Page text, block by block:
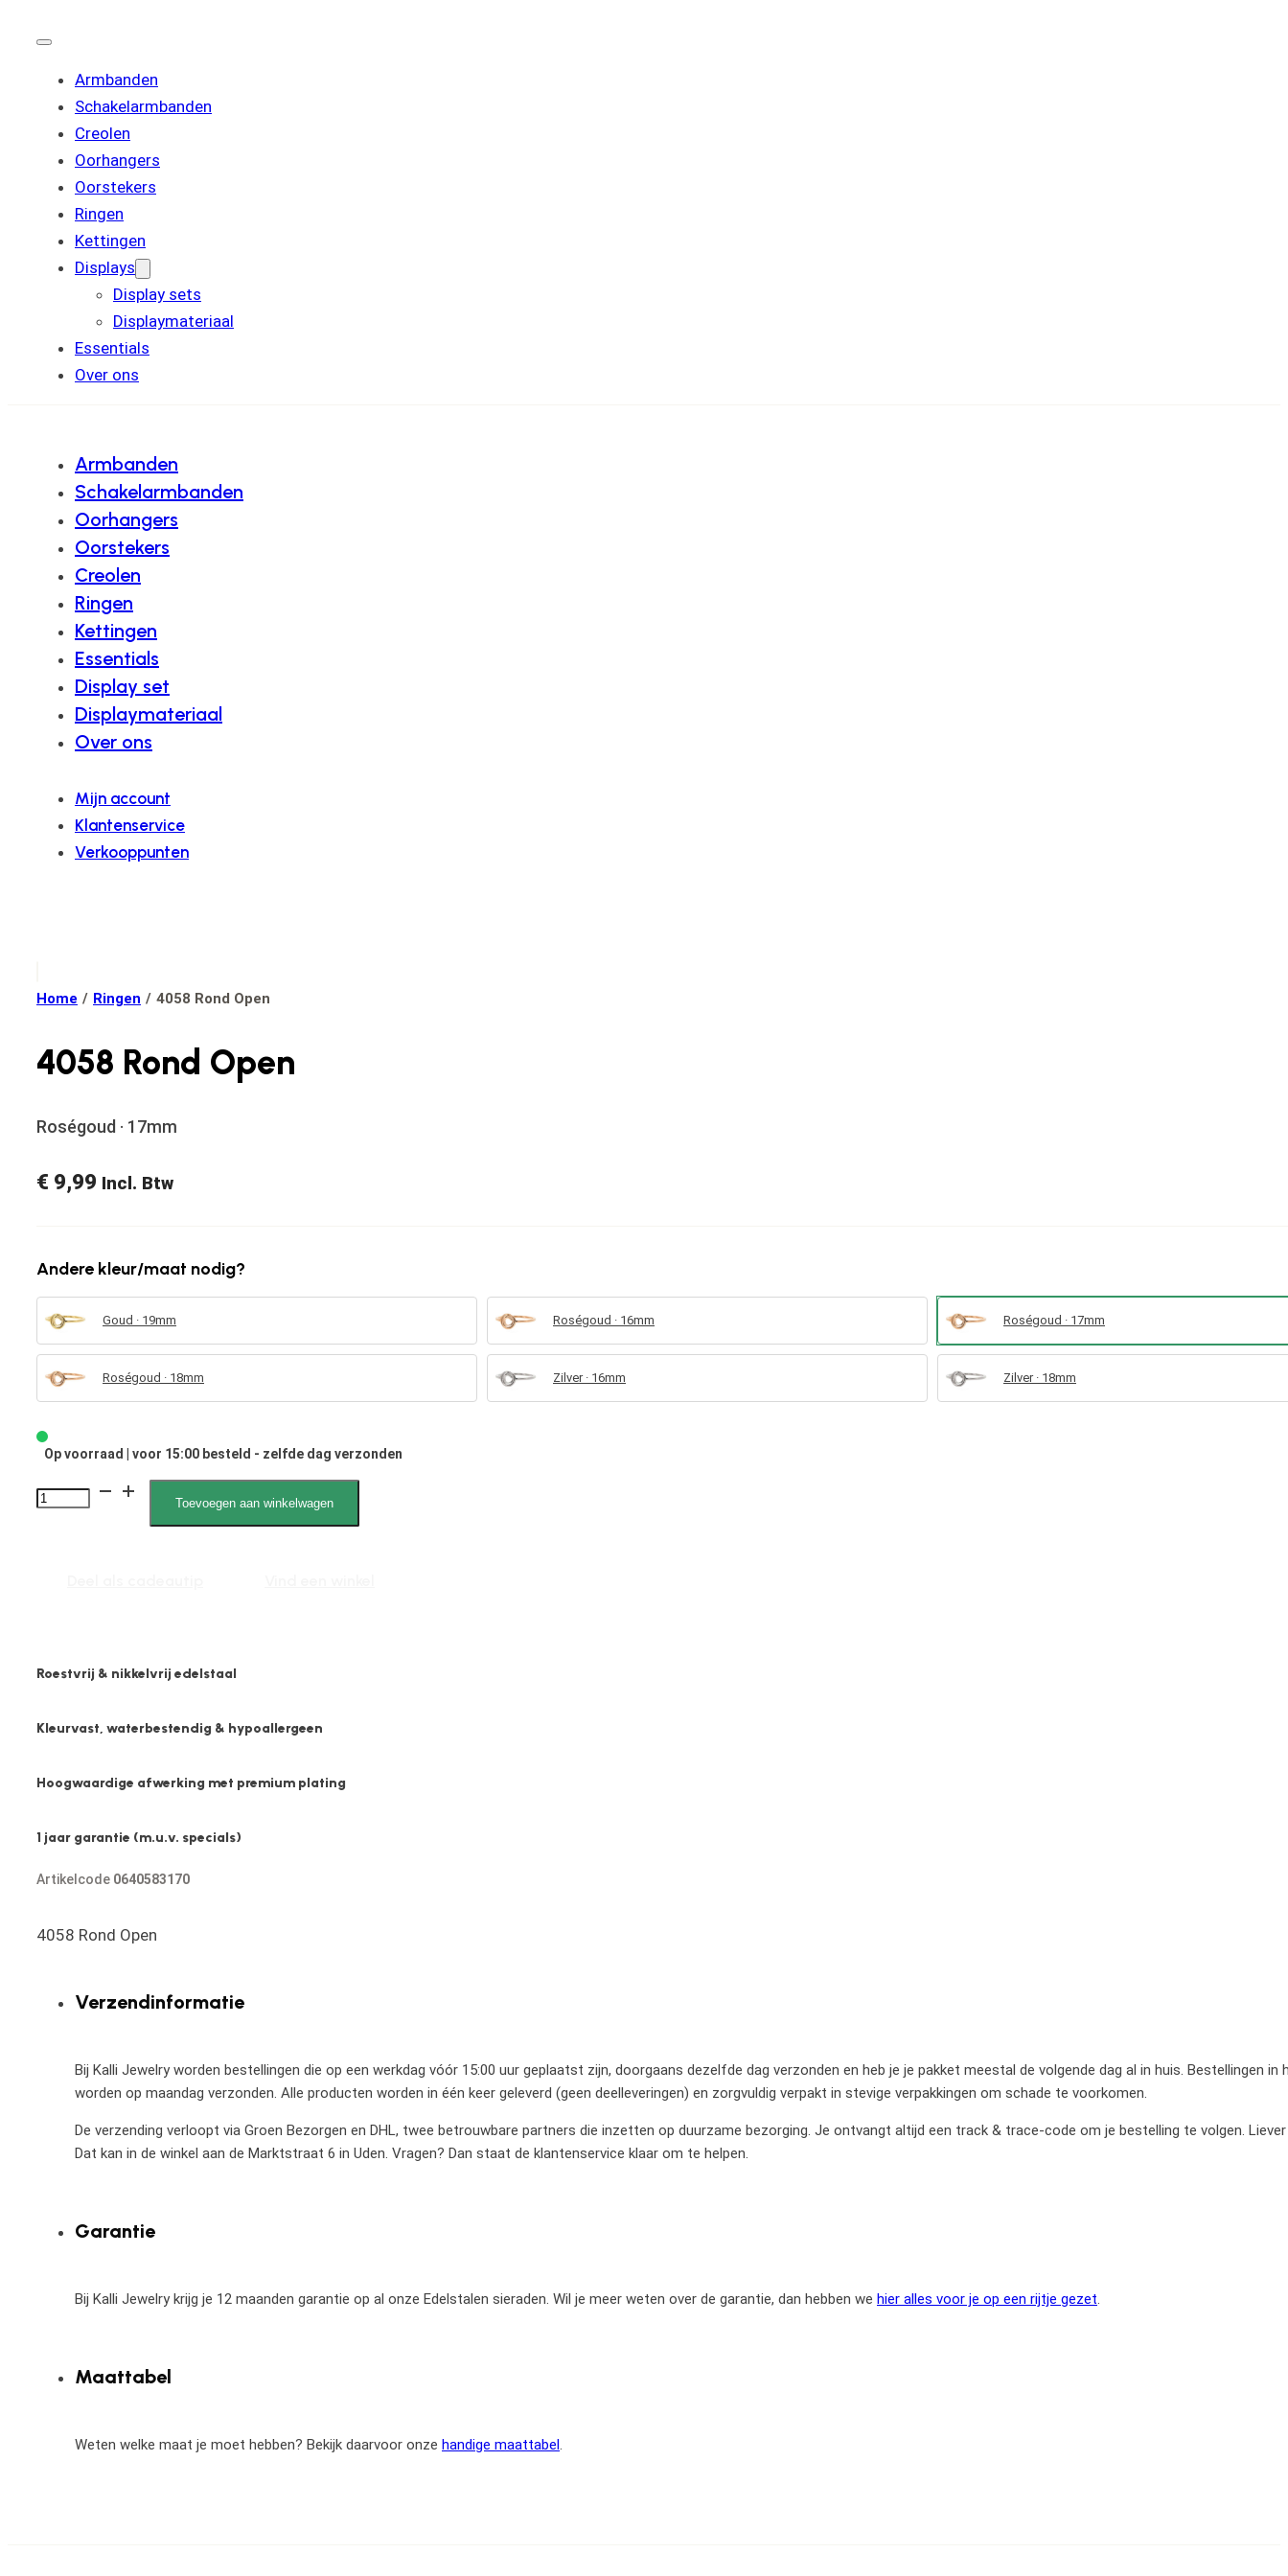
Armbanden
Schakelarmbanden
Creolen
Oorhangers
Oorstekers
Ringen
Kettingen
Displays
Display sets
Displaymateriaal
Essentials
Over ons
Armbanden
Schakelarmbanden
Oorhangers
Oorstekers
Creolen
Ringen
Kettingen
Essentials
Display set
Displaymateriaal
Over ons
Mijn account
Klantenservice
Verkooppunten
Home / Ringen / 4058 Rond Open
4058 Rond Open
Roségoud · 17mm
€ 9,99 Incl. Btw
Andere kleur/maat nodig?
Goud · 19mm Roségoud · 16mm Roségoud · 17mm
Roségoud · 18mm Zilver · 16mm Zilver · 18mm
Op voorraad | voor 15:00 besteld - zelfde dag verzonden
4058
Toevoegen aan winkelwagen
Roestvrij & nikkelvrij edelstaal
Kleurvast, waterbestendig & hypoallergeen
Hoogwaardige afwerking met premium plating
1 jaar garantie (m.u.v. specials)
Artikelcode 0640583170
4058 Rond Open
Verzendinformatie
Bij Kalli Jewelry worden bestellingen die op een werkdag vóór 15:00 uur geplaatst zijn, doorgaans dezelfde dag verzonden en heb je je pakket meestal de volgende dag al in huis. Bestellingen in
worden op maandag verzonden. Alle producten worden in één keer geleverd (geen deelleveringen) en zorgvuldig verpakt in stevige verpakkingen om schade te voorkomen.
De verzending verloopt via Groen Bezorgen en DHL, twee betrouwbare partners die inzetten op duurzame bezorging. Je ontvangt altijd een track & trace-code om je bestelling te volgen.
Dat kan in de winkel aan de Marktstraat 6 in Uden. Vragen? Dan staat de klantenservice klaar om te helpen.
Garantie
Bij Kalli Jewelry krijg je 12 maanden garantie op al onze Edelstalen sieraden. Wil je meer weten over de garantie, dan hebben we hier alles voor je op een rijtje gezet.
Maattabel
Weten welke maat je moet hebben? Bekijk daarvoor onze handige maattabel.